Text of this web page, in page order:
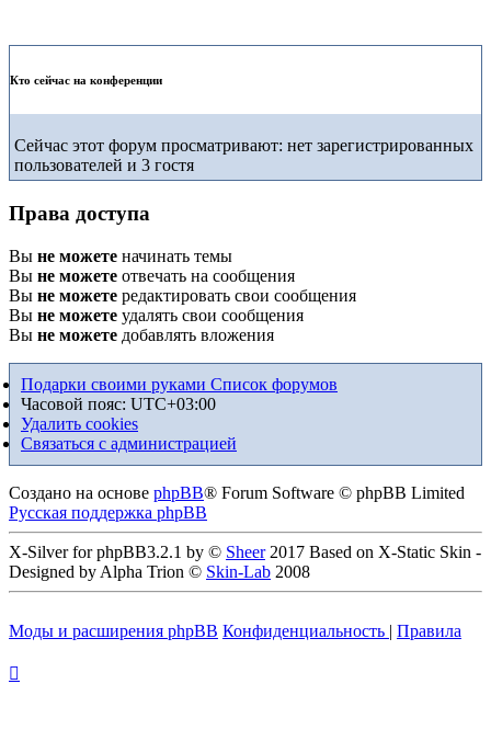
Кто сейчас на конференции
Сейчас этот форум просматривают: нет зарегистрированных
пользователей и 3 гостя
Права доступа
Вы не можете начинать темы
Вы не можете отвечать на сообщения
Вы не можете редактировать свои сообщения
Вы не можете удалять свои сообщения
Вы не можете добавлять вложения
Подарки своими руками Список форумов
Часовой пояс: UTC+03:00
Удалить cookies
Связаться с администрацией
Создано на основе phpBB® Forum Software © phpBB Limited
Русская поддержка phpBB
X-Silver for phpBB3.2.1 by © Sheer2017 Based on X-Static Skin -
Designed by Alpha Trion © Skin-Lab 2008
Моды и расширения phpBB Конфиденциальность | Правила